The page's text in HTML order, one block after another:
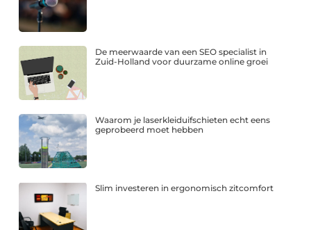
De meerwaarde van een SEO specialist in
Zuid-Holland voor duurzame online groei
Waarom je laserkleiduifschieten echt eens
geprobeerd moet hebben
Slim investeren in ergonomisch zitcomfort